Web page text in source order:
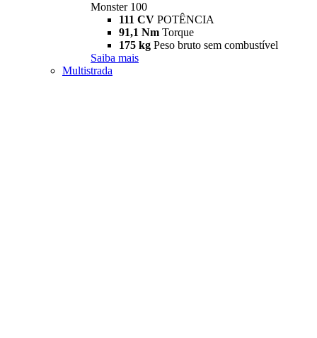
Monster 100
111 CV POTÊNCIA
91,1 Nm Torque
175 kg Peso bruto sem combustível
Saiba mais
Multistrada